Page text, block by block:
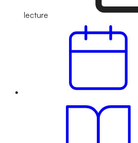
lecture